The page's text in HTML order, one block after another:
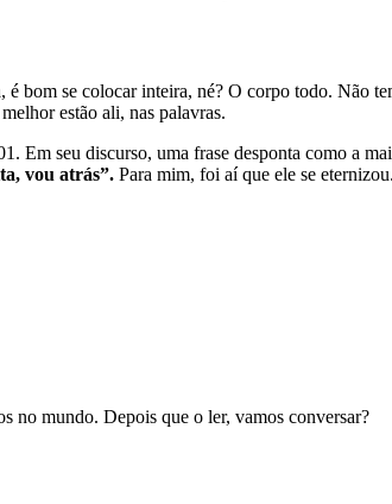
bom se colocar inteira, né? O corpo todo. Não
estão ali, nas palavras.
seu discurso, uma frase desponta como a
vou atrás”. Para mim, foi aí que ele se eternizou.
no mundo. Depois que o ler, vamos conversar?